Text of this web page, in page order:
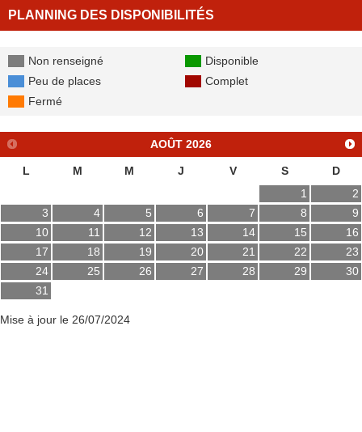
PLANNING DES DISPONIBILITÉS
Non renseigné
Disponible
Peu de places
Complet
Fermé
AOÛT 2026
L M M J V S
D
1
2
3
4 5 6 7 8
9
10
11 12 13 14 15
16
17
18 19 20 21 22
23
24
25 26 27 28 29
30
31
Mise à jour le 26/07/2024